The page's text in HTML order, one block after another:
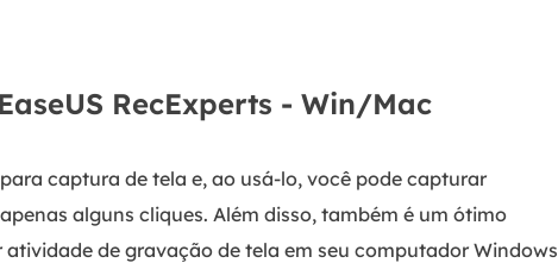
RecExperts - Win/Mac
captura de tela e, ao usá-lo, você pode capturar
alguns cliques. Além disso, também é um ótimo
de gravação de tela em seu computador Windows